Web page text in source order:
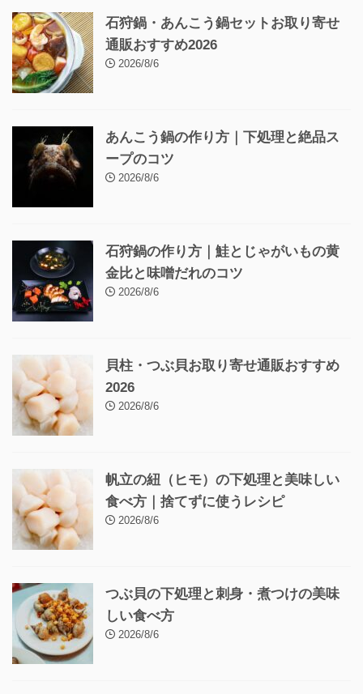
石狩鍋・あんこう鍋セットお取り寄せ
通販おすすめ2026
2026/8/6
あんこう鍋の作り方｜下処理と絶品ス
ープのコツ
2026/8/6
石狩鍋の作り方｜鮭とじゃがいもの黄
金比と味噌だれのコツ
2026/8/6
貝柱・つぶ貝お取り寄せ通販おすすめ
2026
2026/8/6
帆立の紐（ヒモ）の下処理と美味しい
食べ方｜捨てずに使うレシピ
2026/8/6
つぶ貝の下処理と刺身・煮つけの美味
しい食べ方
2026/8/6